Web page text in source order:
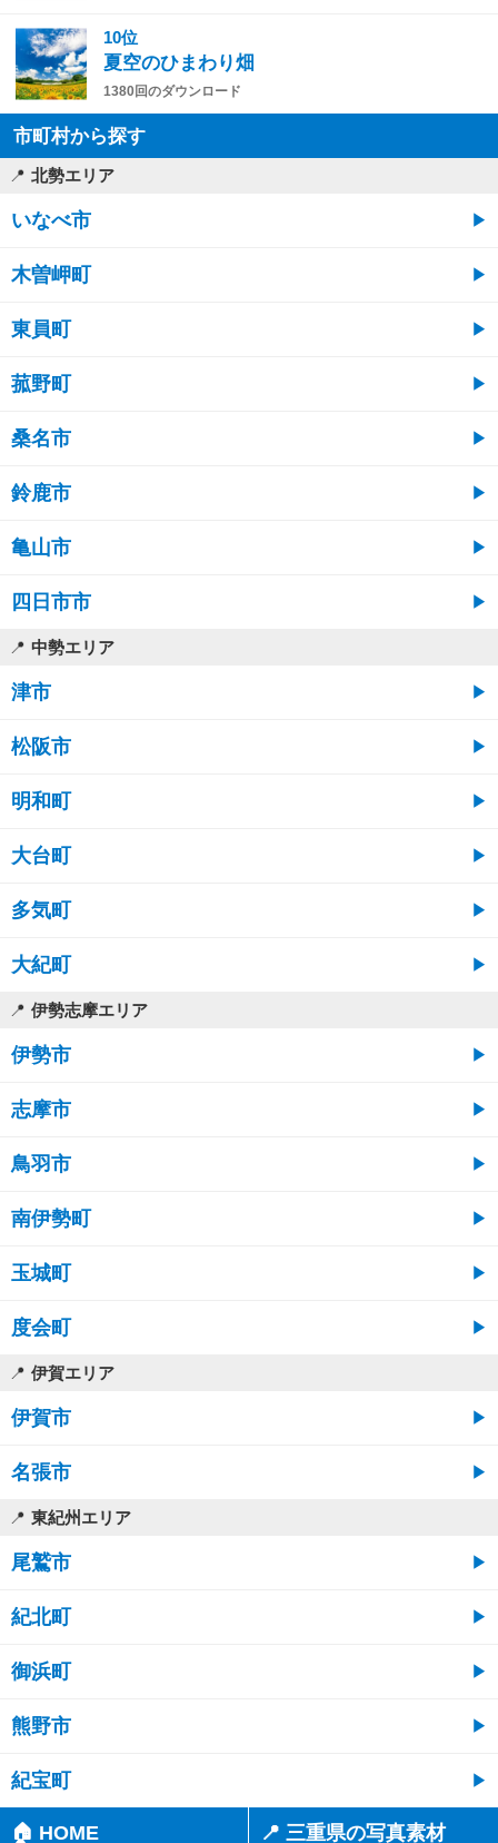
10位
夏空のひまわり畑
1380回のダウンロード
市町村から探す
北勢エリア
いなべ市
木曽岬町
東員町
菰野町
桑名市
鈴鹿市
亀山市
四日市市
中勢エリア
津市
松阪市
明和町
大台町
多気町
大紀町
伊勢志摩エリア
伊勢市
志摩市
鳥羽市
南伊勢町
玉城町
度会町
伊賀エリア
伊賀市
名張市
東紀州エリア
尾鷲市
紀北町
御浜町
熊野市
紀宝町
🏠 HOME 📍 三重県の写真素材